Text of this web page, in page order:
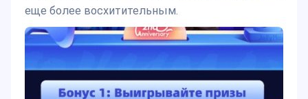
еще более восхитительным.